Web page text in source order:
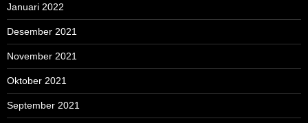
Januari 2022
Desember 2021
November 2021
Oktober 2021
September 2021